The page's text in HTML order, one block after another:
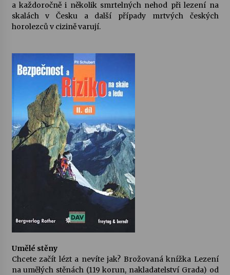
a každoročně i několik smrtelných nehod při lezení na
skalách v Česku a další případy mrtvých českých
horolezců v cizině varují.
Umělé stěny
Chcete začít lézt a nevíte jak? Brožovaná knížka Lezení
na umělých stěnách (119 korun, nakladatelství Grada) od